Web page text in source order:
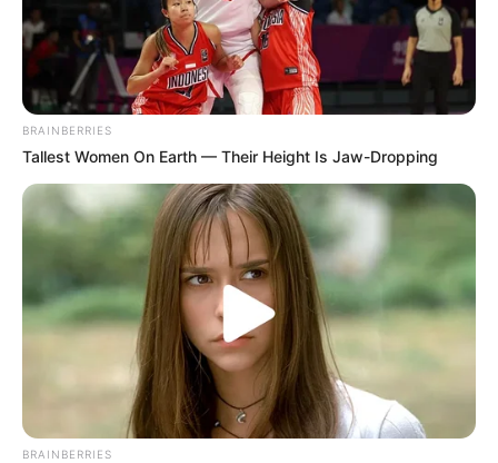
BRAINBERRIES
Tallest Women On Earth — Their Height Is Jaw-Dropping
BRAINBERRIES